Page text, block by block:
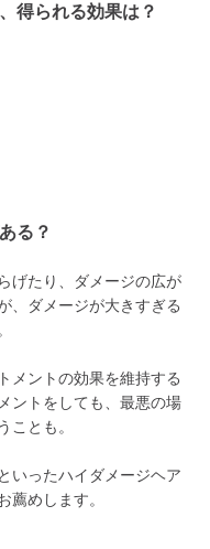
得られる効果は？
る？
げたり、ダメージの広が
、ダメージが大きすぎる
メントの効果を維持する
ントをしても、最悪の場
ことも。
いったハイダメージヘア
薦めします。